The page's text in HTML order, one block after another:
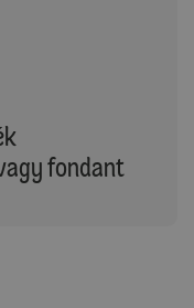
fondant